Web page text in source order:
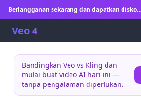
Berlangganan sekarang dan dapatkan diskon
Veo 4
Bandingkan Veo vs Kling dan
mulai buat video AI hari ini —
tanpa pengalaman diperlukan.